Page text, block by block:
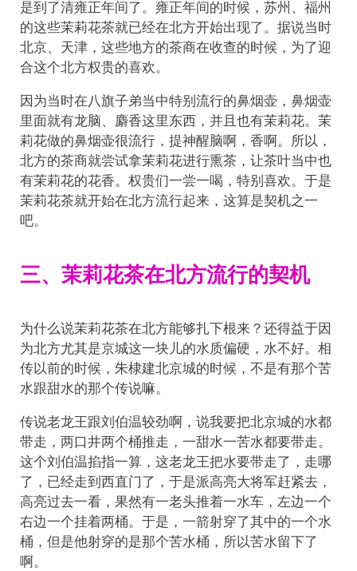
是到了清雍正年间了。雍正年间的时候，苏州、福州
的这些茉莉花茶就已经在北方开始出现了。据说当时
北京、天津，这些地方的茶商在收查的时候，为了迎
合这个北方权贵的喜欢。
因为当时在八旗子弟当中特别流行的鼻烟壶，鼻烟壶
里面就有龙脑、麝香这里东西，并且也有茉莉花。茉
莉花做的鼻烟壶很流行，提神醒脑啊，香啊。所以，
北方的茶商就尝试拿茉莉花进行熏茶，让茶叶当中也
有茉莉花的花香。权贵们一尝一喝，特别喜欢。于是
茉莉花茶就开始在北方流行起来，这算是契机之一
吧。
三、茉莉花茶在北方流行的契机
为什么说茉莉花茶在北方能够扎下根来？还得益于因
为北方尤其是京城这一块儿的水质偏硬，水不好。相
传以前的时候，朱棣建北京城的时候，不是有那个苦
水跟甜水的那个传说嘛。
传说老龙王跟刘伯温较劲啊，说我要把北京城的水都
带走，两口井两个桶推走，一甜水一苦水都要带走。
这个刘伯温掐指一算，这老龙王把水要带走了，走哪
了，已经走到西直门了，于是派高亮大将军赶紧去，
高亮过去一看，果然有一老头推着一水车，左边一个
右边一个挂着两桶。于是，一箭射穿了其中的一个水
桶，但是他射穿的是那个苦水桶，所以苦水留下了
啊。